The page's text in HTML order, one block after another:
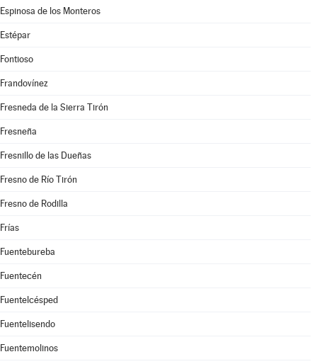
Espinosa de los Monteros
Estépar
Fontioso
Frandovínez
Fresneda de la Sierra Tirón
Fresneña
Fresnillo de las Dueñas
Fresno de Río Tirón
Fresno de Rodilla
Frías
Fuentebureba
Fuentecén
Fuentelcésped
Fuentelisendo
Fuentemolinos